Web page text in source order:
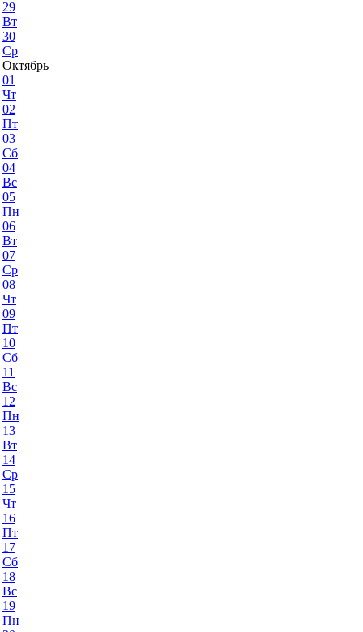
29
Вт
30
Ср
Октябрь
01
Чт
02
Пт
03
Сб
04
Вс
05
Пн
06
Вт
07
Ср
08
Чт
09
Пт
10
Сб
11
Вс
12
Пн
13
Вт
14
Ср
15
Чт
16
Пт
17
Сб
18
Вс
19
Пн